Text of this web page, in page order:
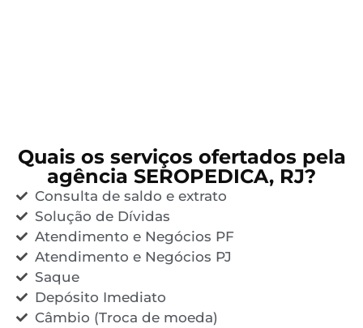
Quais os serviços ofertados pela
agência SEROPEDICA, RJ?
Consulta de saldo e extrato
Solução de Dívidas
Atendimento e Negócios PF
Atendimento e Negócios PJ
Saque
Depósito Imediato
Câmbio (Troca de moeda)